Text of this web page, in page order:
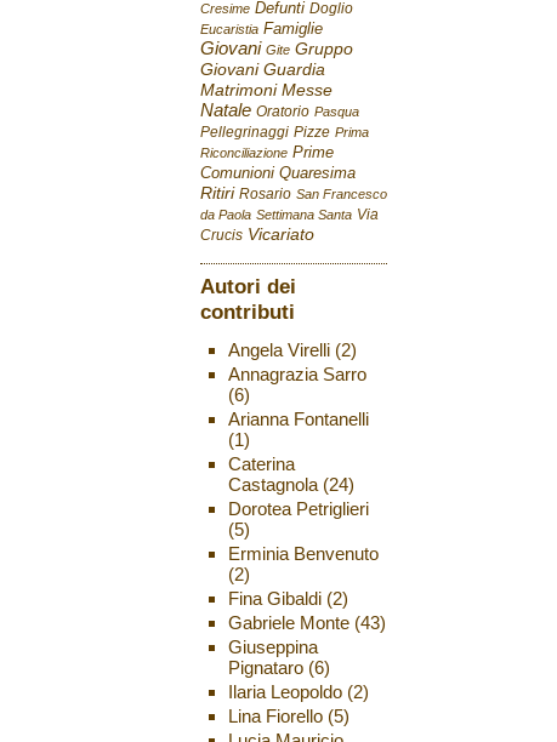
Cresime Defunti Doglio
Eucaristia Famiglie
Giovani Gite Gruppo
Giovani Guardia
Matrimoni Messe
Natale Oratorio Pasqua
Pellegrinaggi Pizze Prima
Riconciliazione Prime
Comunioni Quaresima
Ritiri Rosario San Francesco
da Paola Settimana Santa Via
Crucis Vicariato
Autori dei
contributi
Angela Virelli(2)
Annagrazia Sarro
(6)
Arianna Fontanelli
(1)
Caterina
Castagnola(24)
Dorotea Petriglieri
(5)
Erminia Benvenuto
(2)
Fina Gibaldi(2)
Gabriele Monte(43)
Giuseppina
Pignataro(6)
Ilaria Leopoldo(2)
Lina Fiorello(5)